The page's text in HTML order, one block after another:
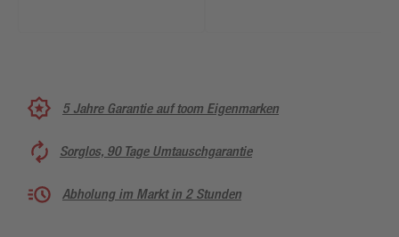
5 Jahre Garantie auf toom Eigenmarken
Sorglos, 90 Tage Umtauschgarantie
Abholung im Markt in 2 Stunden